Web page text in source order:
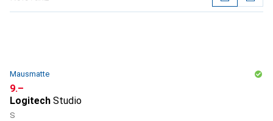
Mausmatte
CHF
9.–
Logitech Studio
S